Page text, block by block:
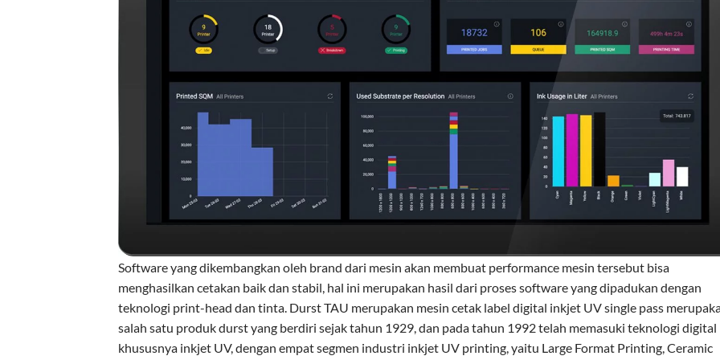
Software yang dikembangkan oleh brand dari mesin akan membuat performance mesin tersebut bisa
menghasilkan cetakan baik dan stabil, hal ini merupakan hasil dari proses software yang dipadukan dengan
teknologi print-head dan tinta. Durst TAU merupakan mesin cetak label digital inkjet UV single pass
salah satu produk durst yang berdiri sejak tahun 1929, dan pada tahun 1992 telah memasuki teknologi digital
khususnya inkjet UV, dengan empat segmen industri inkjet UV printing, yaitu Large Format Printing, Ceramic